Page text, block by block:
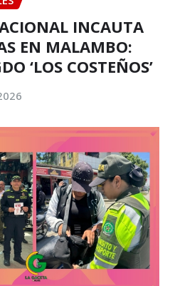
INCAUTA
EN MALAMBO:
‘LOS COSTEÑOS’